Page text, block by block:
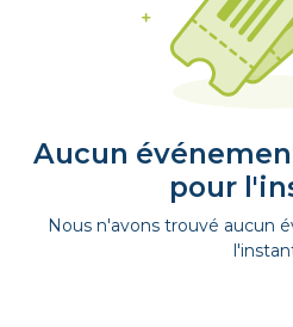
Aucun
pour
Nous n'avons trouvé aucun